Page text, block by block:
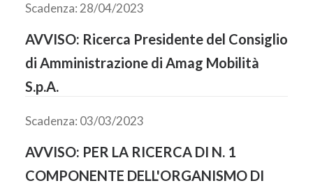
Scadenza: 28/04/2023
AVVISO: Ricerca Presidente del Consiglio
di Amministrazione di Amag Mobilità
S.p.A.
Scadenza: 03/03/2023
AVVISO: PER LA RICERCA DI N. 1
COMPONENTE DELL'ORGANISMO DI